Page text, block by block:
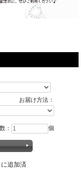
お届け方法：
： 個
追加済